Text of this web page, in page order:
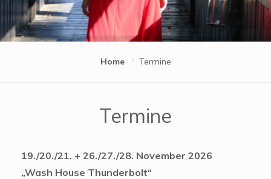
Home Termine
Termine
19./20./21. + 26./27./28. November 2026
„Wash House Thunderbolt“